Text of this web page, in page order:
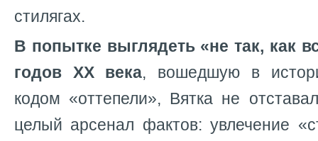
стилягах.
В попытке выглядеть «не так, как
годов XX века, вошедшую в
кодом «оттепели», Вятка не
целый арсенал фактов: увлечение